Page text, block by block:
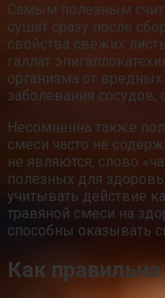
Самым полезным
сушат сразу после
свойства свежих
галлат
организма от
заболевания сосудов,
Несомненна также
смеси часто не
не являются, слово
полезных для
учитывать действие
травяной смеси на
способны оказывать
Как